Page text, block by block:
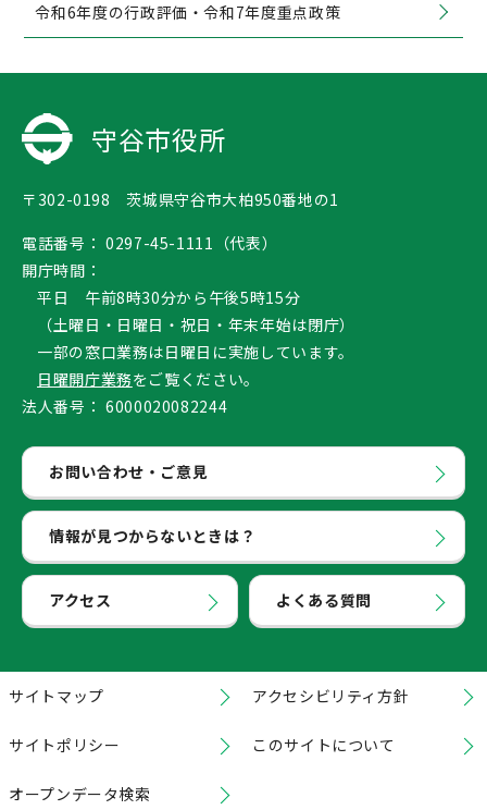
令和6年度の行政評価・令和7年度重点政策
守谷市役所
〒302-0198 茨城県守谷市大柏950番地の1
電話番号： 0297-45-1111（代表）
開庁時間：
平日 午前8時30分から午後5時15分
（土曜日・日曜日・祝日・年末年始は閉庁）
一部の窓口業務は日曜日に実施しています。
日曜開庁業務をご覧ください。
法人番号： 6000020082244
お問い合わせ・ご意見
情報が見つからないときは？
アクセス よくある質問
サイトマップ アクセシビリティ方針
サイトポリシー このサイトについて
オープンデータ検索